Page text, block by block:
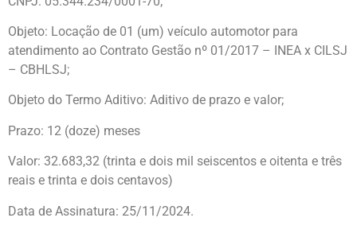
Objeto: Locação de 01 (um) veículo automotor para
atendimento ao Contrato Gestão nº 01/2017 – INEA x CILSJ
– CBHLSJ;
Objeto do Termo Aditivo: Aditivo de prazo e valor;
Prazo: 12 (doze) meses
Valor: 32.683,32 (trinta e dois mil seiscentos e oitenta e três
reais e trinta e dois centavos)
Data de Assinatura: 25/11/2024.